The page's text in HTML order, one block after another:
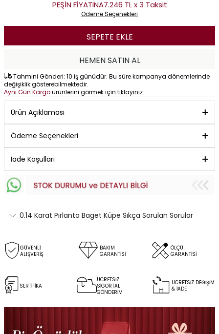
PEŞİN FİYATINA7.246 TL x 3 Taksit
Ödeme Seçenekleri
SEPETE EKLE
HEMEN SATIN AL
Tahmini Gönderi: 10 iş günüdür. Bu süre kampanya dönemlerinde
değişiklik gösterebilmektedir.
Aynı Gün Kargoürünlerini görmek için tıklayınız.
Ürün Açıklaması
Ödeme Seçenekleri
İade Koşulları
0.14 Karat Pırlanta Baget Küpe Sıkça Sorulan Sorular
GÜVENLİ
ALIŞVERİŞ
BAKIM
GARANTİSİ
ÖLÇÜ
GARANTİSİ
SERTİFİKA
ÜCRETSİZ
SİGORTALI
GÖNDERİM
ÜCRETSİZ DEĞİŞİM
& İADE